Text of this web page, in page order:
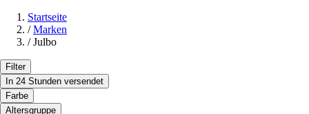
Startseite
/ Marken
/ Julbo
Filter
In 24 Stunden versendet
Farbe
Altersgruppe